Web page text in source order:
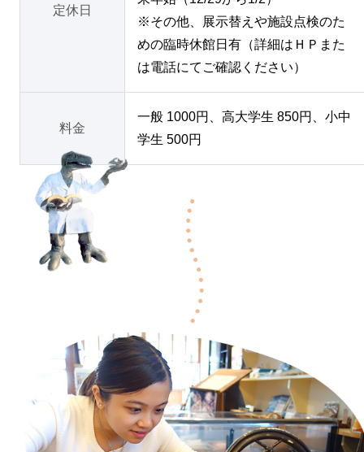
定休日
※その他、展示替えや施設点検のた
めの臨時休館日有（詳細はＨＰまた
は電話にてご確認ください）
料金
一般 1000円、高大学生 850円、小中
学生 500円